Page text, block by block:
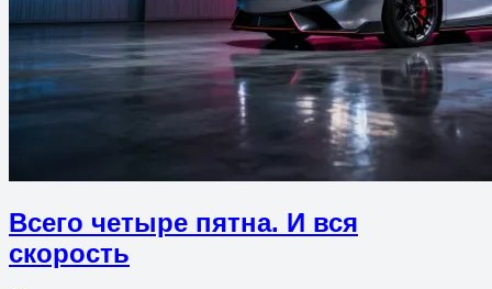
Всего четыре пятна. И вся
скорость